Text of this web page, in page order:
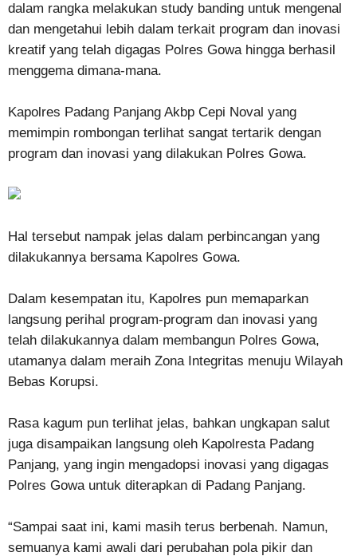
dalam rangka melakukan study banding untuk mengenal
dan mengetahui lebih dalam terkait program dan inovasi
kreatif yang telah digagas Polres Gowa hingga berhasil
menggema dimana-mana.
Kapolres Padang Panjang Akbp Cepi Noval yang
memimpin rombongan terlihat sangat tertarik dengan
program dan inovasi yang dilakukan Polres Gowa.
Hal tersebut nampak jelas dalam perbincangan yang
dilakukannya bersama Kapolres Gowa.
Dalam kesempatan itu, Kapolres pun memaparkan
langsung perihal program-program dan inovasi yang
telah dilakukannya dalam membangun Polres Gowa,
utamanya dalam meraih Zona Integritas menuju Wilayah
Bebas Korupsi.
Rasa kagum pun terlihat jelas, bahkan ungkapan salut
juga disampaikan langsung oleh Kapolresta Padang
Panjang, yang ingin mengadopsi inovasi yang digagas
Polres Gowa untuk diterapkan di Padang Panjang.
“Sampai saat ini, kami masih terus berbenah. Namun,
semuanya kami awali dari perubahan pola pikir dan